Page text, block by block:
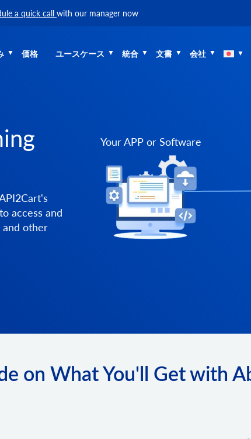
a quick call with our manager now
価格 ユースケース 統合 文書 会社
access and
and other
Your APP or Software
on What You'll Get with